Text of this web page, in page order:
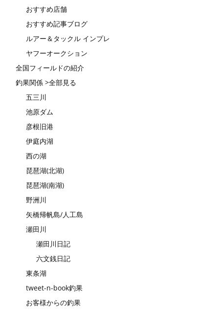
おすすめ店舗
おすすめ記事ブログ
ルアー＆タックル インプレ
ヤフーオークション
全国フィールドの紹介
釣果関係 >全部見る
五三川
池原ダム
彦根旧港
伊庭内湖
西の湖
琵琶湖(北湖)
琵琶湖(南湖)
野洲川
矢橋帰帆島/人工島
瀬田川
瀬田川日記
六文銭日記
東条湖
tweet-n-book釣果
お客様からの釣果